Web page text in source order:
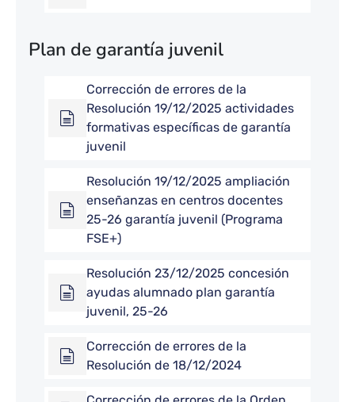
Plan de garantía juvenil
Corrección de errores de la
Resolución 19/12/2025 actividades
formativas específicas de garantía
juvenil
Resolución 19/12/2025 ampliación
enseñanzas en centros docentes
25-26 garantía juvenil (Programa
FSE+)
Resolución 23/12/2025 concesión
ayudas alumnado plan garantía
juvenil, 25-26
Corrección de errores de la
Resolución de 18/12/2024